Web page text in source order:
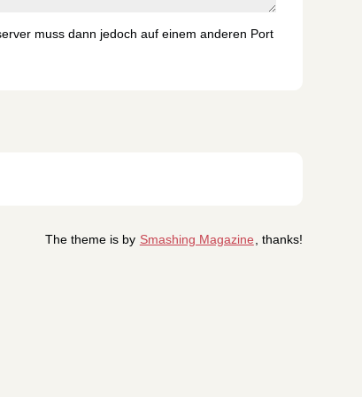
muss dann jedoch auf einem anderen Port
The theme is by Smashing Magazine, thanks!